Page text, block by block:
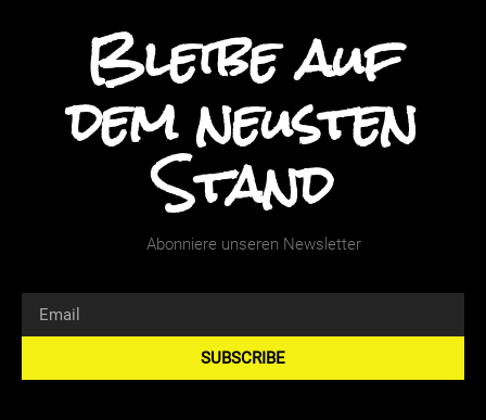
Bleibe auf
dem neusten
Stand
Abonniere unseren Newsletter
SUBSCRIBE